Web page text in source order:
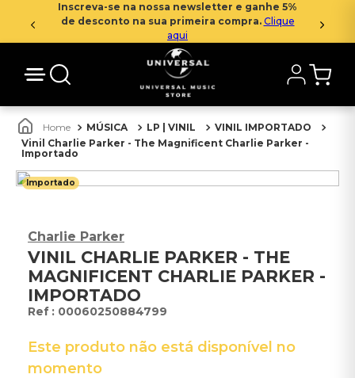
Inscreva-se na nossa newsletter e ganhe 5%
de desconto na sua primeira compra. Clique
aqui
MÚSICA LP | VINIL
VINIL IMPORTADO
Vinil Charlie Parker - The Magnificent Charlie Parker -
Importado
Importado
Charlie Parker
VINIL CHARLIE PARKER - THE
MAGNIFICENT CHARLIE PARKER -
IMPORTADO
: 00060250884799
Este produto não está disponível no
momento